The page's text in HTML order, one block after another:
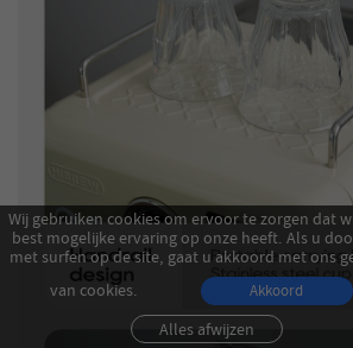
Wij gebruiken cookies om ervoor te zorgen dat
best mogelijke ervaring op onze heeft. Als u
met surfen op de site, gaat u akkoord met ons
van cookies.
Akkoord
Alles afwijzen